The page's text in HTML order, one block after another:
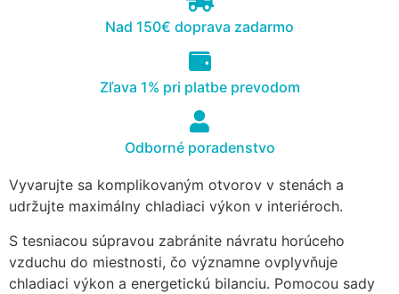
Nad 150€ doprava zadarmo
Zľava 1% pri platbe prevodom
Odborné poradenstvo
Vyvarujte sa komplikovaným otvorov v stenách a
udržujte maximálny chladiaci výkon v interiéroch.
S tesniacou súpravou zabránite návratu horúceho
vzduchu do miestnosti, čo významne ovplyvňuje
chladiaci výkon a energetickú bilanciu. Pomocou sady
functionality will
Aby naša
počas vašej
návštevy
čo
Ak tieto
súbory